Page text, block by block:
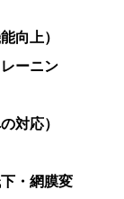
向上）
ーニン
対応）
・網膜変